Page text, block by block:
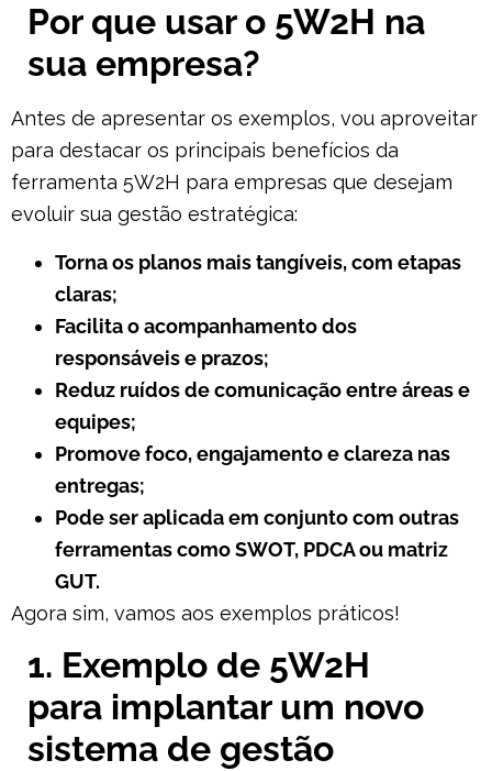
Por que usar o 5W2H na
sua empresa?
Antes de apresentar os exemplos, vou aproveitar
para destacar os principais benefícios da
ferramenta 5W2H para empresas que desejam
evoluir sua gestão estratégica:
Torna os planos mais tangíveis, com etapas
claras;
Facilita o acompanhamento dos
responsáveis e prazos;
Reduz ruídos de comunicação entre áreas e
equipes;
Promove foco, engajamento e clareza nas
entregas;
Pode ser aplicada em conjunto com outras
ferramentas como SWOT, PDCA ou matriz
GUT.
Agora sim, vamos aos exemplos práticos!
1. Exemplo de 5W2H
para implantar um novo
sistema de gestão